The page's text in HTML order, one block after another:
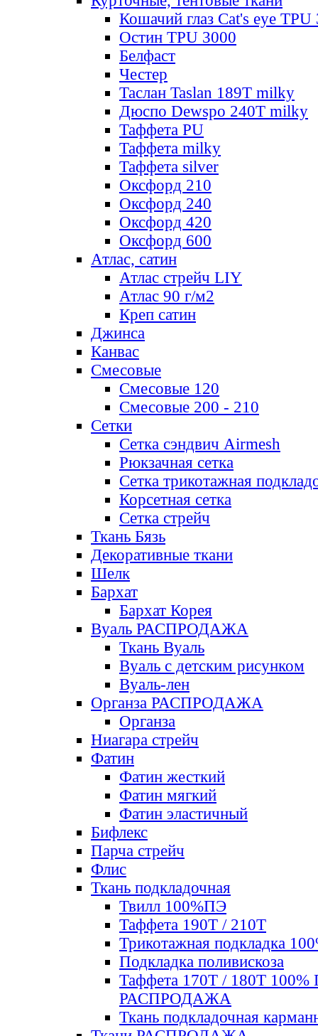
Кошачий глаз Cat's eye TPU
Остин TPU 3000
Белфаст
Честер
Таслан Taslan 189T milky
Дюспо Dewspo 240T milky
Таффета PU
Таффета milky
Таффета silver
Оксфорд 210
Оксфорд 240
Оксфорд 420
Оксфорд 600
Атлас, сатин
Атлас стрейч LIY
Атлас 90 г/м2
Креп сатин
Джинса
Канвас
Смесовые
Смесовые 120
Смесовые 200 - 210
Сетки
Сетка сэндвич Airmesh
Рюкзачная сетка
Сетка трикотажная
Корсетная сетка
Сетка стрейч
Ткань Бязь
Декоративные ткани
Шелк
Бархат
Бархат Корея
Вуаль РАСПРОДАЖА
Ткань Вуаль
Вуаль с детским рисунком
Вуаль-лен
Органза РАСПРОДАЖА
Органза
Ниагара стрейч
Фатин
Фатин жесткий
Фатин мягкий
Фатин элаcтичный
Бифлекс
Парча стрейч
Флис
Ткань подкладочная
Твилл 100%ПЭ
Таффета 190Т / 210Т
Трикотажная подкладка
Подкладка поливискоза
Таффета 170Т / 180Т 100%
РАСПРОДАЖА
Ткань подкладочная